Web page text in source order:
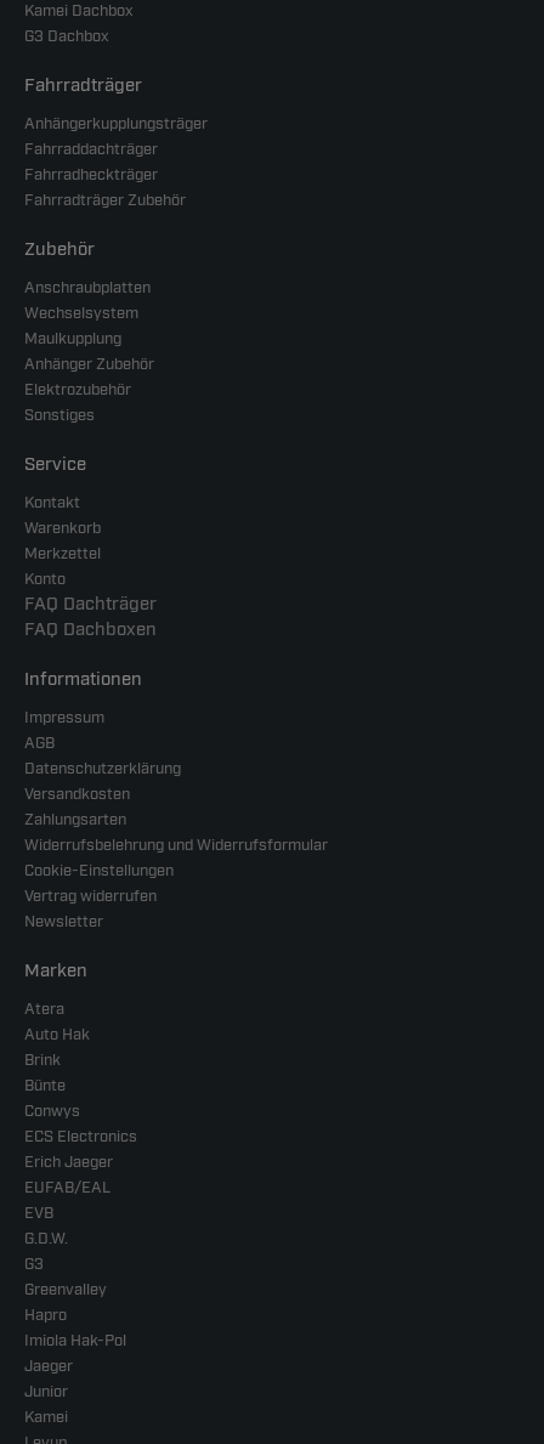
Kamei Dachbox
G3 Dachbox
Fahrradträger
Anhängerkupplungsträger
Fahrraddachträger
Fahrradheckträger
Fahrradträger Zubehör
Zubehör
Anschraubplatten
Wechselsystem
Maulkupplung
Anhänger Zubehör
Elektrozubehör
Sonstiges
Service
Kontakt
Warenkorb
Merkzettel
Konto
FAQ Dachträger
FAQ Dachboxen
Informationen
Impressum
AGB
Datenschutzerklärung
Versandkosten
Zahlungsarten
Widerrufsbelehrung und Widerrufsformular
Cookie-Einstellungen
Vertrag widerrufen
Newsletter
Marken
Atera
Auto Hak
Brink
Bünte
Conwys
ECS Electronics
Erich Jaeger
EUFAB/EAL
EVB
G.D.W.
G3
Greenvalley
Hapro
Imiola Hak-Pol
Jaeger
Junior
Kamei